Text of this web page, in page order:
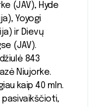
(JAV), Hyde
Yoyogi
ir Dievų
(JAV).
843
Niujorke.
kaip 40 mln.
pasivaikščioti,